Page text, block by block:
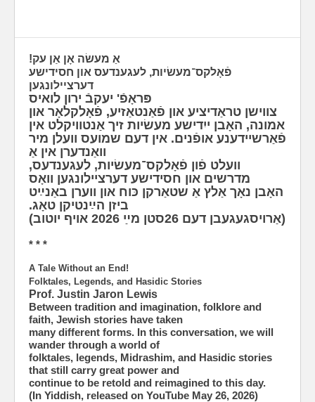
אַ מעשׂה אָן אַן עק!
פֿאָלקס־מעשׂיות, לעגענדעס און חסידישע
דערציילונגען
פּראָפֿ' יעקבֿ ירון לואיס
צווישן טראַדיציע און פֿאַנטאַזיע, פֿאָלקלאָר און
אמונה, האָבן ייִדישע מעשׂיות זיך אַנטוויקלט אין
פֿאַרשיידענע אופֿנים. אין דעם שמועס וועלן מיר
וואַנדערן אין אַ
וועלט פֿון פֿאָלקס־מעשׂיות, לעגענדעס,
מדרשים און חסידישע דערציילונגען וואָס
האָבן נאָך אַלץ אַ שטאַרקן כּוח און ווערן באַנײַט
ביזן הײַנטיקן טאָג.
(אַרויסגעגעבן דעם 26סטן מײַ 2026 אויף יוטוב)
* * *
A Tale Without an End!
Folktales, Legends, and Hasidic Stories
Prof. Justin Jaron Lewis
Between tradition and imagination, folklore and
faith, Jewish stories have taken
many different forms. In this conversation, we will
wander through a world of
folktales, legends, Midrashim, and Hasidic stories
that still carry great power and
continue to be retold and reimagined to this day.
(In Yiddish, released on YouTube May 26, 2026)